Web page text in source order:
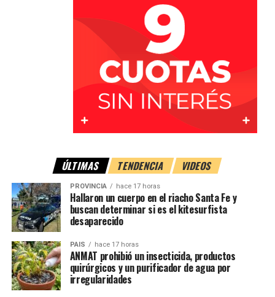
Un premio que confirma su trayectoria
Con esta consagración,
premios en los últimos cuatro años , consolidándose
como una de las marcas referentes del sector.
Luis González, representante de la empresa, expresó que
ÚLTIMAS TENDENCIA VIDEOS
PROVINCIA hace 17 horas
Hallaron un cuerpo en el riacho Santa Fe y
buscan determinar si es el kitesurfista
desaparecido
PAIS hace 17 horas
ANMAT prohibió un insecticida, productos
quirúrgicos y un purificador de agua por
irregularidades